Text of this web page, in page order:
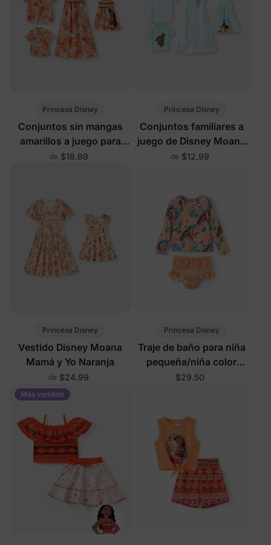
Princesa Disney
Conjuntos sin mangas
amarillos a juego para
toda la familia de Disney
de $18.99
Princesa Disney
Conjuntos familiares a
juego de Disney Moana
en verde
de $12.99
Princesa Disney
Vestido Disney Moana
Mamá y Yo Naranja
de $24.99
Princesa Disney
Traje de baño para niña
pequeña/niña color
naranja
$29.50
Más vendido